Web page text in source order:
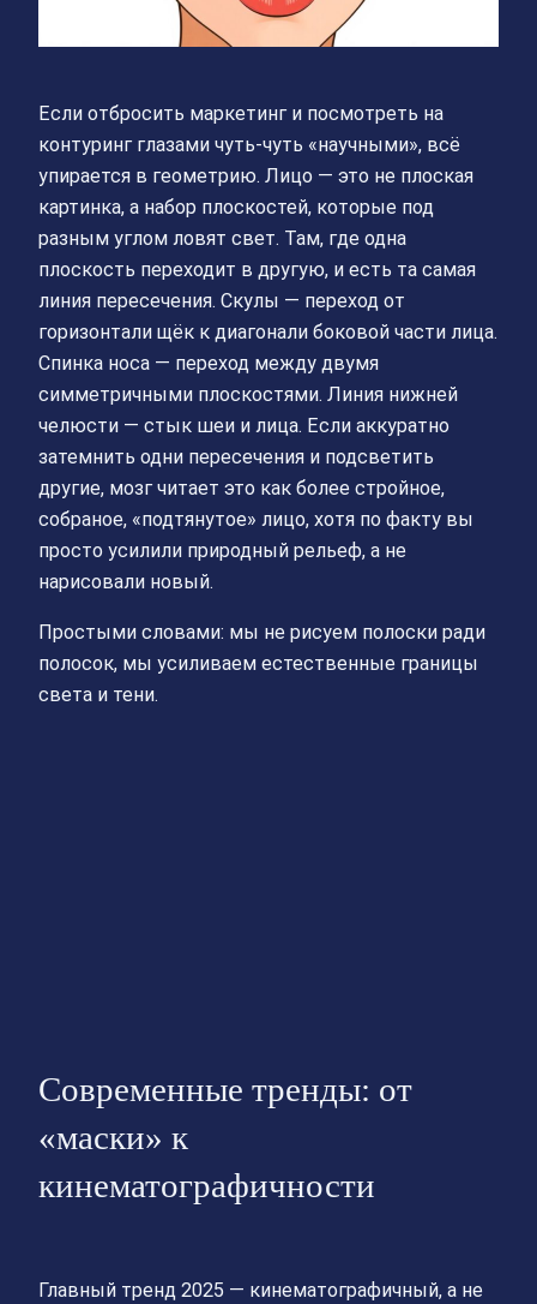
Если отбросить маркетинг и посмотреть на
контуринг глазами чуть-чуть «научными», всё
упирается в геометрию. Лицо — это не плоская
картинка, а набор плоскостей, которые под
разным углом ловят свет. Там, где одна
плоскость переходит в другую, и есть та самая
линия пересечения. Скулы — переход от
горизонтали щёк к диагонали боковой части лица.
Спинка носа — переход между двумя
симметричными плоскостями. Линия нижней
челюсти — стык шеи и лица. Если аккуратно
затемнить одни пересечения и подсветить
другие, мозг читает это как более стройное,
собраное, «подтянутое» лицо, хотя по факту вы
просто усилили природный рельеф, а не
нарисовали новый.
Простыми словами: мы не рисуем полоски ради
полосок, мы усиливаем естественные границы
света и тени.
Современные тренды: от
«маски» к
кинематографичности
Главный тренд 2025 — кинематографичный, а не